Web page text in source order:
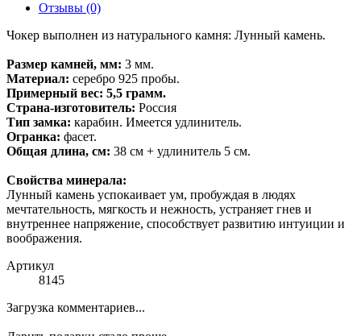
Отзывы (0)
Чокер выполнен из натурального камня: Лунный камень.
Размер камней, мм: 3 мм.
Материал: серебро 925 пробы.
Примерный вес: 5,5 грамм.
Страна-изготовитель: Россия
Тип замка: карабин. Имеется удлинитель.
Огранка: фасет.
Общая длина, см: 38 см + удлинитель 5 см.
Свойства минерала:
Лунный камень успокаивает ум, пробуждая в людях
мечтательность, мягкость и нежность, устраняет гнев и
внутреннее напряжение, способствует развитию интуиции и
воображения.
Артикул
8145
Загрузка комментариев...